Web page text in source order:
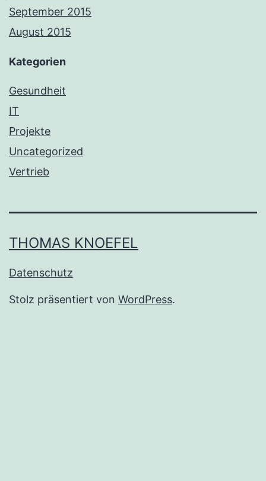
September 2015
August 2015
Kategorien
Gesundheit
IT
Projekte
Uncategorized
Vertrieb
THOMAS KNOEFEL
Datenschutz
Stolz präsentiert von WordPress.